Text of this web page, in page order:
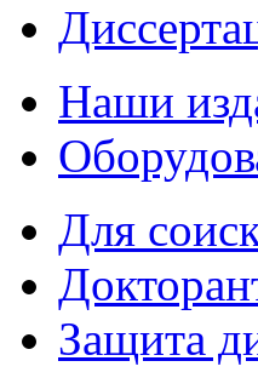
Наши
Для
Защита